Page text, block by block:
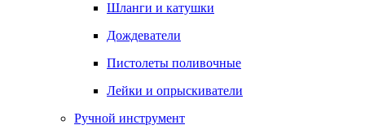
Шланги и катушки
Дождеватели
Пистолеты поливочные
Лейки и опрыскиватели
Ручной инструмент